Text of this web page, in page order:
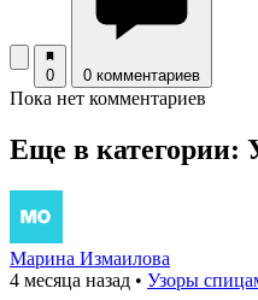
0 0 комментариев
Пока нет комментариев
Еще в категории:
Марина Измаилова
4 месяца назад • Узоры